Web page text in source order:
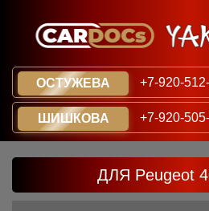
ОСТУЖЕВА +7-920-
ШИШКОВА +7-920-
ДЛЯ Peugeot